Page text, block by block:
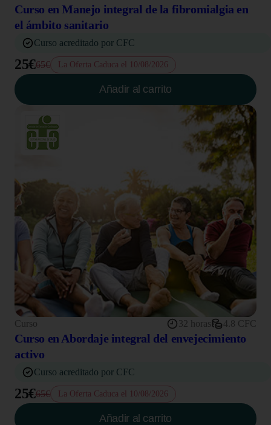
Curso en Manejo integral de la fibromialgia en
el ámbito sanitario
Curso acreditado por CFC
25€65€ La Oferta Caduca el 10/08/2026
Añadir al carrito
Curso 32 horas 4.8 CFC
Curso en Abordaje integral del envejecimiento
activo
Curso acreditado por CFC
25€65€ La Oferta Caduca el 10/08/2026
Añadir al carrito